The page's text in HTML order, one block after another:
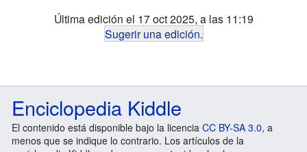
Última edición el 17 oct 2025, a las 11:19
Sugerir una edición.
Enciclopedia Kiddle
El contenido está disponible bajo la licencia CC BY-SA 3.0, a
menos que se indique lo contrario. Los artículos de la